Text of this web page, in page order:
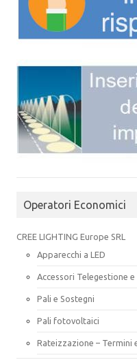
Operatori Economici
CREE LIGHTING Europe SRL
Apparecchi a LED
Accessori Telegestione
Pali e Sostegni
Pali fotovoltaici
Rateizzazione – Termini